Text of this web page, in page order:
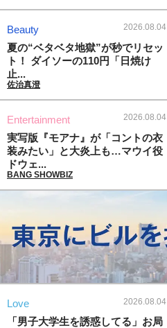
Beauty 2026.08.04
夏の“ベタベタ地獄”が秒でリセッ
ト！ ダイソーの110円「日焼け
止...
佐治真澄
Entertainment 2026.08.04
実写版『モアナ』が「コントの衣
装みたい」と大炎上も…マウイ役
ドウェ...
BANG SHOWBIZ
Love 2026.08.04
「男子大学生を誘惑してる」お局